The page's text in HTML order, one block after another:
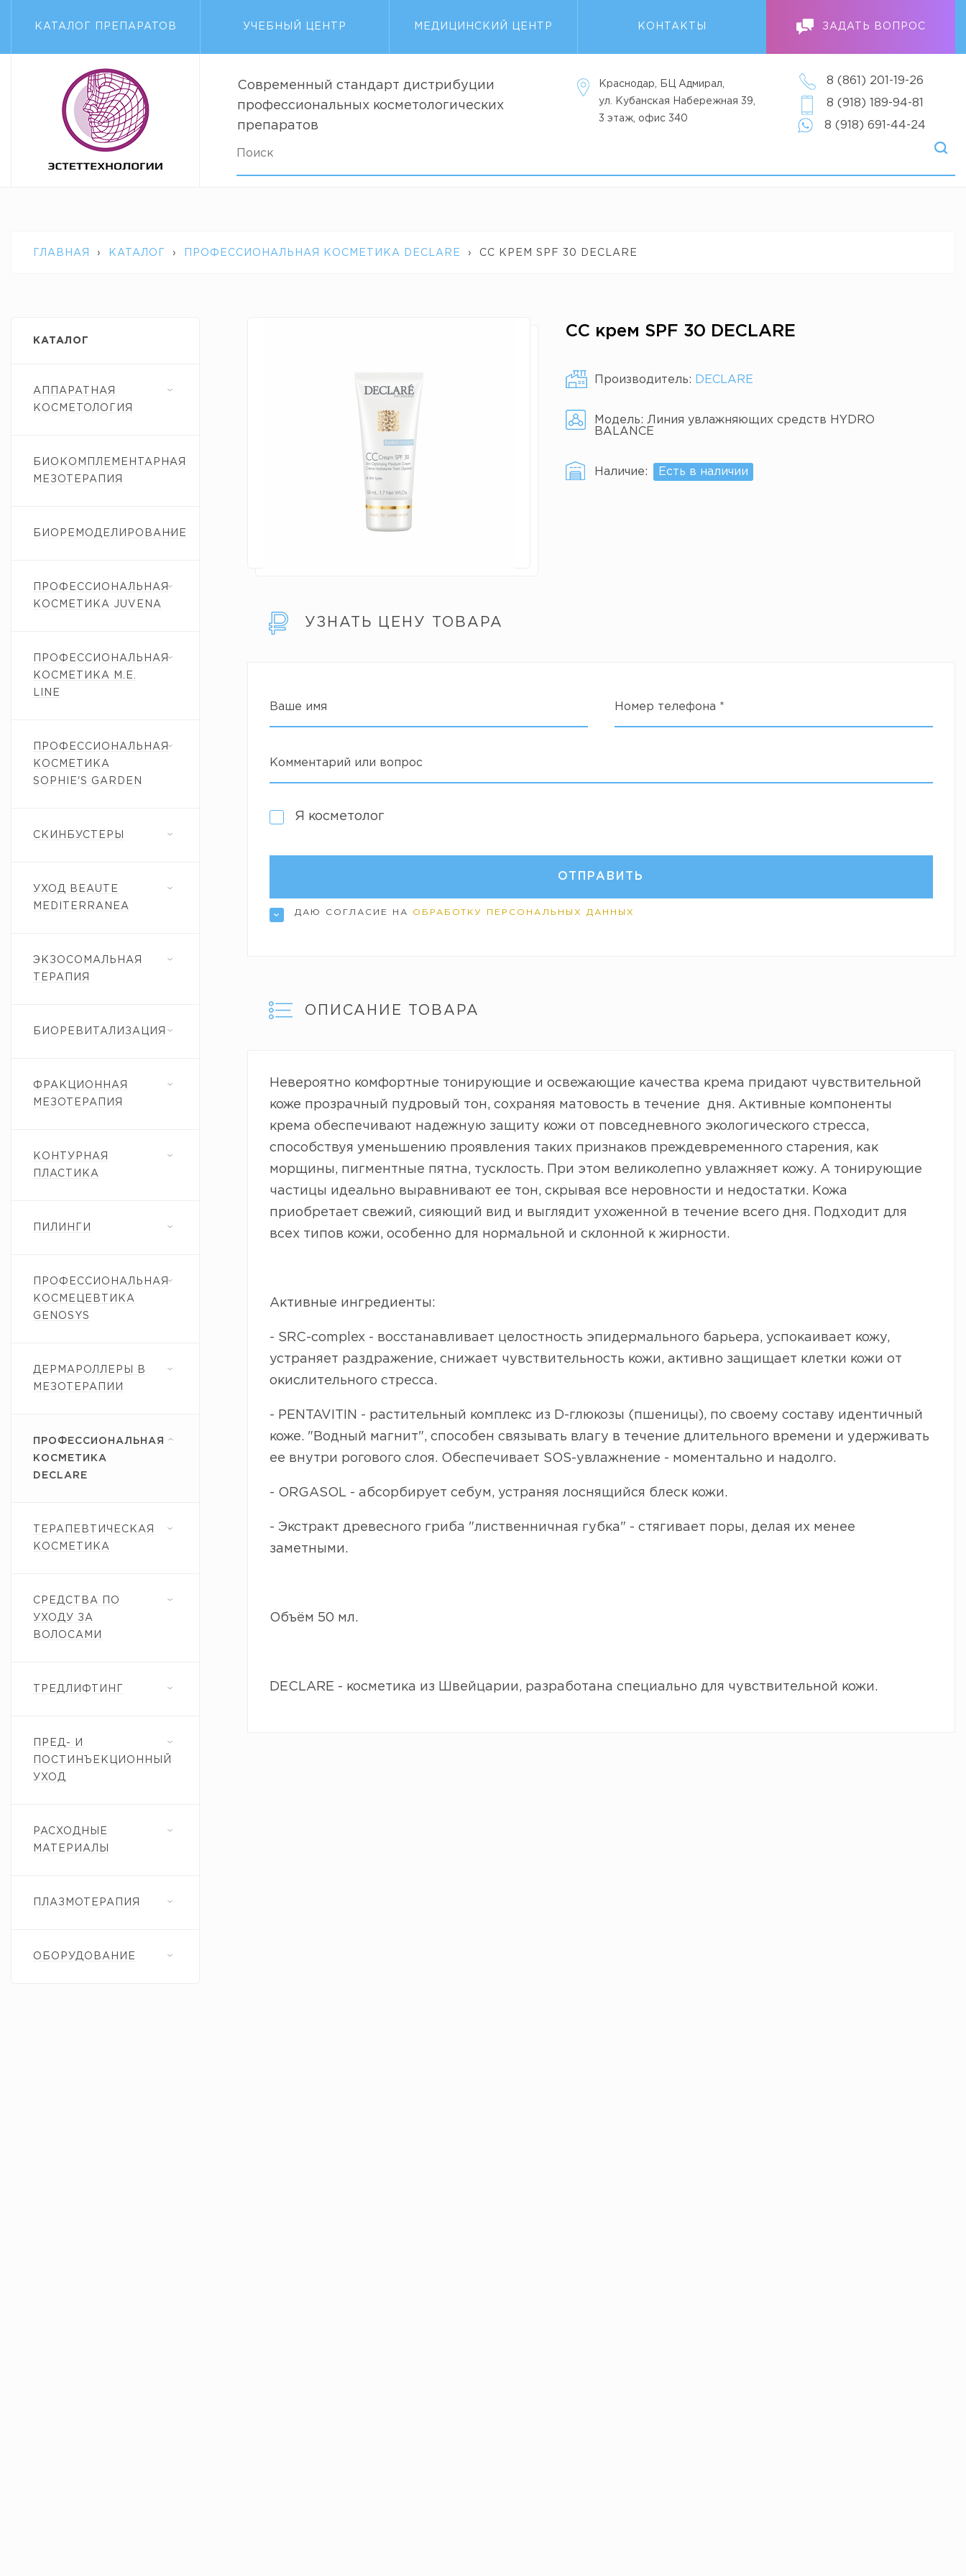
КАТАЛОГ ПРЕПАРАТОВ УЧЕБНЫЙ ЦЕНТР МЕДИЦИНСКИЙ ЦЕНТР КОНТАКТЫ ЗАДАТЬ ВОПРОС
Современный стандарт дистрибуции
профессиональных косметологических
препаратов
Краснодар, БЦ Адмирал,
ул. Кубанская Набережная 39,
3 этаж, офис 340
8 (861) 201-19-26
8 (918) 189-94-81
8 (918) 691-44-24
ГЛАВНАЯ › КАТАЛОГ › ПРОФЕССИОНАЛЬНАЯ КОСМЕТИКА DECLARE › СС КРЕМ SPF 30 DECLARE
КАТАЛОГ
АППАРАТНАЯ
КОСМЕТОЛОГИЯ
БИОКОМПЛЕМЕНТАРНАЯ
МЕЗОТЕРАПИЯ
БИОРЕМОДЕЛИРОВАНИЕ
ПРОФЕССИОНАЛЬНАЯ
КОСМЕТИКА JUVENA
ПРОФЕССИОНАЛЬНАЯ
КОСМЕТИКА M.E.
LINE
ПРОФЕССИОНАЛЬНАЯ
КОСМЕТИКА
SOPHIE'S GARDEN
СКИНБУСТЕРЫ
УХОД BEAUTE
MEDITERRANEA
ЭКЗОСОМАЛЬНАЯ
ТЕРАПИЯ
БИОРЕВИТАЛИЗАЦИЯ
ФРАКЦИОННАЯ
МЕЗОТЕРАПИЯ
КОНТУРНАЯ
ПЛАСТИКА
ПИЛИНГИ
ПРОФЕССИОНАЛЬНАЯ
КОСМЕЦЕВТИКА
GENOSYS
ДЕРМАРОЛЛЕРЫ В
МЕЗОТЕРАПИИ
ПРОФЕССИОНАЛЬНАЯ
КОСМЕТИКА
DECLARE
ТЕРАПЕВТИЧЕСКАЯ
КОСМЕТИКА
СРЕДСТВА ПО
УХОДУ ЗА
ВОЛОСАМИ
ТРЕДЛИФТИНГ
ПРЕД- И
ПОСТИНЪЕКЦИОННЫЙ
УХОД
РАСХОДНЫЕ
МАТЕРИАЛЫ
ПЛАЗМОТЕРАПИЯ
ОБОРУДОВАНИЕ
СС крем SPF 30 DECLARE
Производитель: DECLARE
Модель: Линия увлажняющих средств HYDRO
BALANCE
Наличие: Есть в наличии
УЗНАТЬ ЦЕНУ ТОВАРА
Ваше имя Номер телефона *
Комментарий или вопрос
Я косметолог
ДАЮ СОГЛАСИЕ НА ОБРАБОТКУ ПЕРСОНАЛЬНЫХ ДАННЫХ
ОПИСАНИЕ ТОВАРА
Невероятно комфортные тонирующие и освежающие качества крема придают чувствительной
коже прозрачный пудровый тон, сохраняя матовость в течение дня. Активные компоненты
крема обеспечивают надежную защиту кожи от повседневного экологического стресса,
способствуя уменьшению проявления таких признаков преждевременного старения, как
морщины, пигментные пятна, тусклость. При этом великолепно увлажняет кожу. А тонирующие
частицы идеально выравнивают ее тон, скрывая все неровности и недостатки. Кожа
приобретает свежий, сияющий вид и выглядит ухоженной в течение всего дня. Подходит для
всех типов кожи, особенно для нормальной и склонной к жирности.
Активные ингредиенты:
- SRC-complex - восстанавливает целостность эпидермального барьера, успокаивает кожу,
устраняет раздражение, снижает чувствительность кожи, активно защищает клетки кожи от
окислительного стресса.
- PENTAVITIN - растительный комплекс из D-глюкозы (пшеницы), по своему составу идентичный
коже. "Водный магнит", способен связывать влагу в течение длительного времени и удерживать
ее внутри рогового слоя. Обеспечивает SOS-увлажнение - моментально и надолго.
- ORGASOL - абсорбирует себум, устраняя лоснящийся блеск кожи.
- Экстракт древесного гриба "лиственничная губка" - стягивает поры, делая их менее
заметными.
Объём 50 мл.
DECLARE - косметика из Швейцарии, разработана специально для чувствительной кожи.